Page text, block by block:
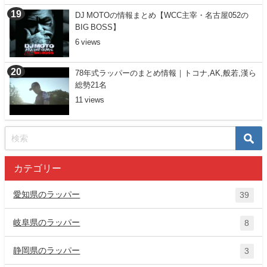
DJ MOTOの情報まとめ【WCC主宰・名古屋052の
BIG BOSS】
6
78年式ラッパーのまとめ情報｜トコナ,AK,般若,漢ら
総勢21名
11
カテゴリー
愛知県のラッパー 39
岐阜県のラッパー 8
静岡県のラッパー 3